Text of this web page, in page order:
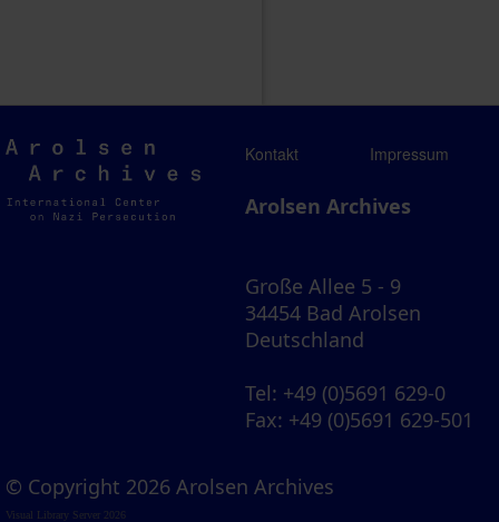
Arolsen
Archives
Kontakt Impressum
Arolsen Archives
Große Allee 5 - 9
34454 Bad Arolsen
Deutschland
Tel: +49 (0)5691 629-0
Fax: +49 (0)5691 629-501
© Copyright 2026 Arolsen Archives
Visual Library Server 2026